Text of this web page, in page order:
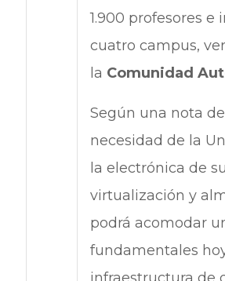
1.900 profesores
cuatro campus,
la Comunidad
Según una nota
necesidad de la
la electrónica de
virtualización y
podrá acomodar
fundamentales